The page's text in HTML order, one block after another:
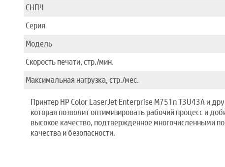
СНПЧ
Серия
Модель
Скорость печати, стр./мин.
Максимальная нагрузка, стр./мес.
Принтер HP Color LaserJet Enterprise M751n T3U43A и
которая позволит оптимизировать рабочий процесс и
высокое качество, подтвержденное многочисленными
качества и безопасности.